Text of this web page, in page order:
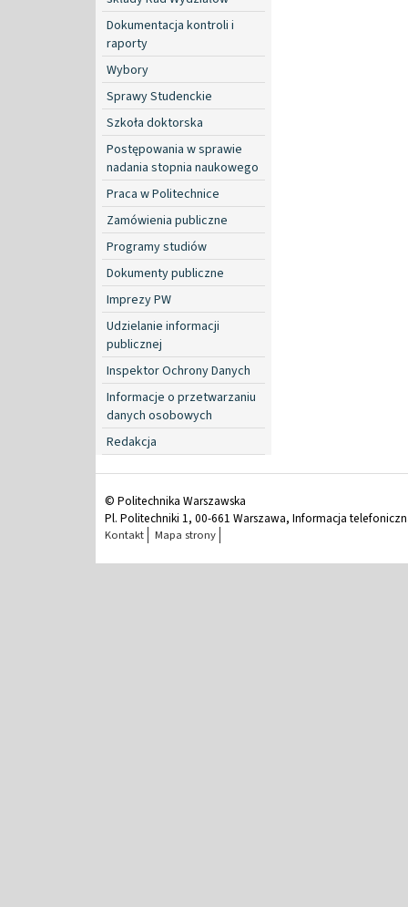
Dokumentacja kontroli i
raporty
Wybory
Sprawy Studenckie
Szkoła doktorska
Postępowania w sprawie
nadania stopnia naukowego
Praca w Politechnice
Zamówienia publiczne
Programy studiów
Dokumenty publiczne
Imprezy PW
Udzielanie informacji
publicznej
Inspektor Ochrony Danych
Informacje o przetwarzaniu
danych osobowych
Redakcja
© Politechnika Warszawska
Pl. Politechniki 1, 00-661 Warszawa, Informacja
Kontakt Mapa strony